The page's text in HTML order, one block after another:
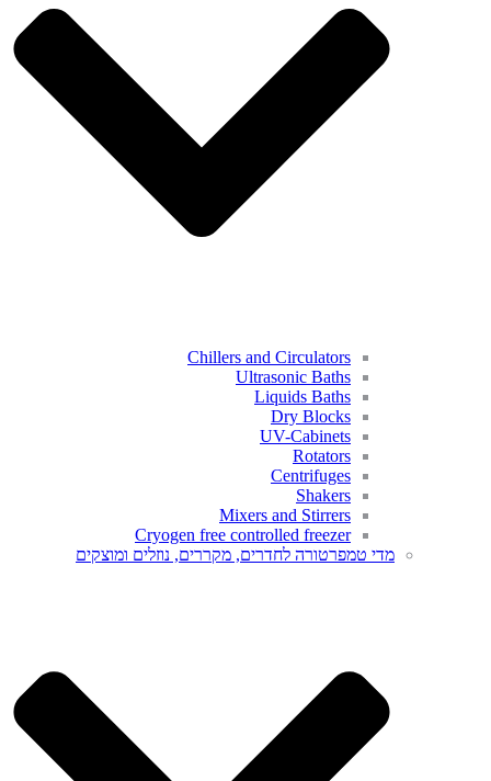
Chillers and Circulators
Ultrasonic Baths
Liquids Baths
Dry Blocks
UV-Cabinets
Rotators
Centrifuges
Shakers
Mixers and Stirrers
Cryogen free controlled freezer​
מדי טמפרטורה לחדרים, מקררים, נוזלים ומוצקים